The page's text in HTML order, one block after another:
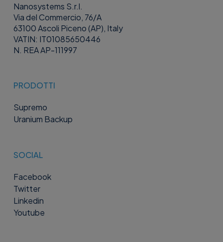
Nanosystems S.r.l.
Via del Commercio, 76/A
63100 Ascoli Piceno (AP), Italy
VATIN: IT01085650446
N. REA AP-111997
PRODOTTI
Supremo
Uranium Backup
SOCIAL
Facebook
Twitter
Linkedin
Youtube